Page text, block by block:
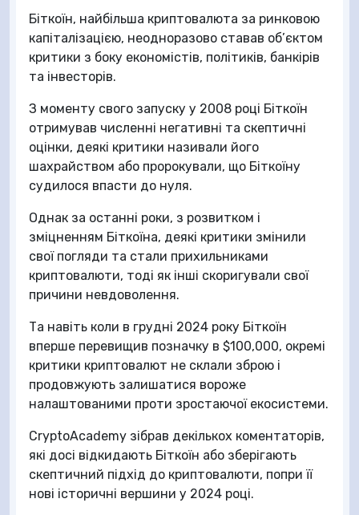
Біткоїн, найбільша криптовалюта за ринковою
капіталізацією, неодноразово ставав об’єктом
критики з боку економістів, політиків, банкірів
та інвесторів.
З моменту свого запуску у 2008 році Біткоїн
отримував численні негативні та скептичні
оцінки, деякі критики називали його
шахрайством або пророкували, що Біткоїну
судилося впасти до нуля.
Однак за останні роки, з розвитком і
зміцненням Біткоїна, деякі критики змінили
свої погляди та стали прихильниками
криптовалюти, тоді як інші скоригували свої
причини невдоволення.
Та навіть коли в грудні 2024 року Біткоїн
вперше перевищив позначку в $100,000, окремі
критики криптовалют не склали зброю і
продовжують залишатися вороже
налаштованими проти зростаючої екосистеми.
CryptoAcademy зібрав декількох коментаторів,
які досі відкидають Біткоїн або зберігають
скептичний підхід до криптовалюти, попри її
нові історичні вершини у 2024 році.